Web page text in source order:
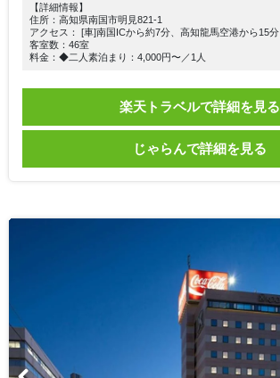
【詳細情報】
住所：高知県南国市明見821-1
アクセス： [車]南国ICから約7分、高知龍馬空港から15分
客室数：46室
料金：◆二人素泊まり：4,000円〜／1人
楽天トラベルで詳細を見る
じゃらんで詳細を見る